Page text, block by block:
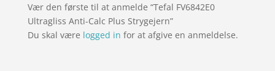
Vær den første til at anmelde “Tefal FV6842E0
Ultragliss Anti-Calc Plus Strygejern”
Du skal være logged in for at afgive en anmeldelse.